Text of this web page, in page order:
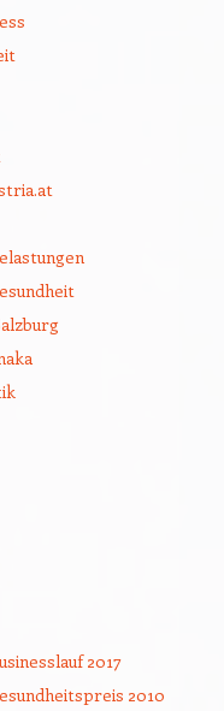
2017
2010